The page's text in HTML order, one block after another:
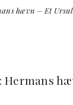
hævn – Et